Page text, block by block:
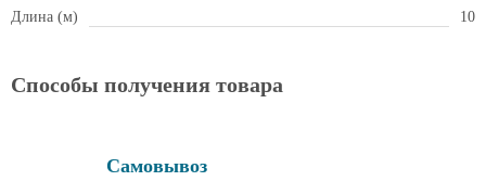
Длина (м) 10
Способы получения товара
Самовывоз